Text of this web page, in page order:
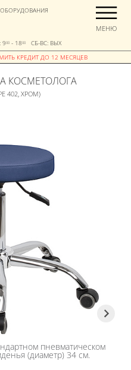
900- 1800СБ-ВС: ВЫХ
МЕНЮ
КОСМЕТОЛОГА
402, ХРОМ)
пневматическом
(диаметр) 34 см.